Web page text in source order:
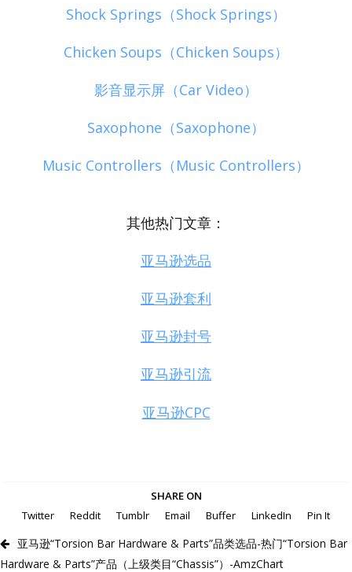
Shock Springs（Shock Springs）
Chicken Soups（Chicken Soups）
影音显示屏（Car Video）
Saxophone（Saxophone）
Music Controllers（Music Controllers）
其他热门文章：
亚马逊选品
亚马逊套利
亚马逊封号
亚马逊引流
亚马逊CPC
SHARE ON
Twitter
Reddit Tumblr Email Buffer LinkedIn Pin It
亚马逊“Torsion Bar Hardware & Parts”品类选品-热门“Torsion Bar
Hardware & Parts”产品（上级类目“Chassis”）-AmzChart